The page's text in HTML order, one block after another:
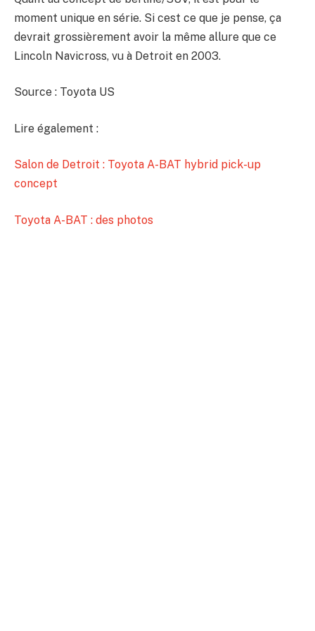
moment unique en série. Si cest ce que je pense, ça
devrait grossièrement avoir la même allure que ce
Lincoln Navicross, vu à Detroit en 2003.
Source : Toyota US
Lire également :
Salon de Detroit : Toyota A-BAT hybrid pick-up
concept
Toyota A-BAT : des photos